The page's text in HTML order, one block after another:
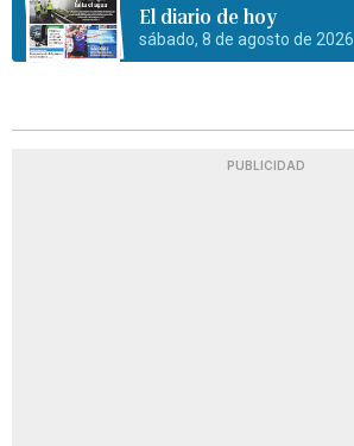
El diario de hoy
sábado, 8 de agosto de 2026
PUBLICIDAD